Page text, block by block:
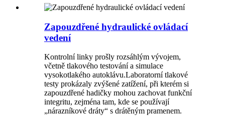
Zapouzdřené hydraulické ovládací
vedení
Kontrolní linky prošly rozsáhlým vývojem,
včetně tlakového testování a simulace
vysokotlakého autoklávu.Laboratorní tlakové
testy prokázaly zvýšené zatížení, při kterém si
zapouzdřené hadičky mohou zachovat funkční
integritu, zejména tam, kde se používají
„nárazníkové dráty“ s drátěným pramenem.